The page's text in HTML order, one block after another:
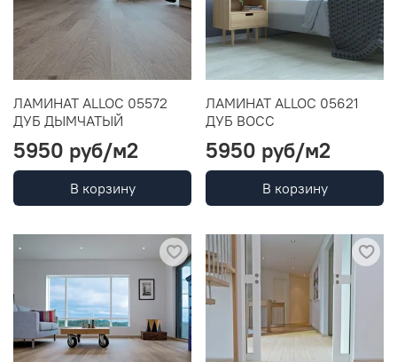
ЛАМИНАТ ALLOC 05572
ДУБ ДЫМЧАТЫЙ
5950 руб/м2
В корзину
ЛАМИНАТ ALLOC 05621
ДУБ ВОСС
5950 руб/м2
В корзину